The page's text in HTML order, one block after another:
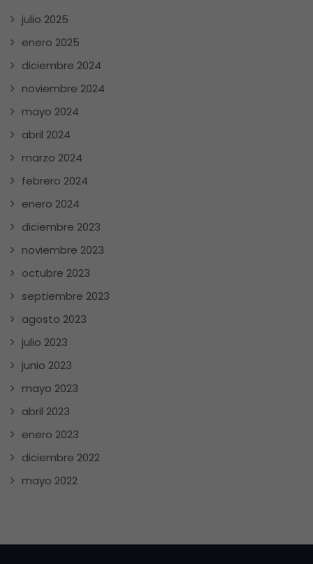
julio 2025
enero 2025
diciembre 2024
noviembre 2024
mayo 2024
abril 2024
marzo 2024
febrero 2024
enero 2024
diciembre 2023
noviembre 2023
octubre 2023
septiembre 2023
agosto 2023
julio 2023
junio 2023
mayo 2023
abril 2023
enero 2023
diciembre 2022
mayo 2022